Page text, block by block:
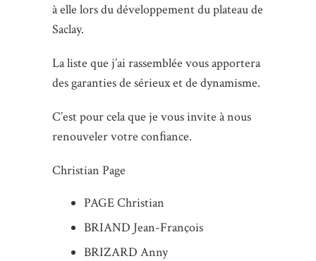
à elle lors du développement du plateau de
Saclay.
La liste que j’ai rassemblée vous apportera
des garanties de sérieux et de dynamisme.
C’est pour cela que je vous invite à nous
renouveler votre conﬁance.
Christian Page
PAGE Christian
BRIAND Jean-François
BRIZARD Anny